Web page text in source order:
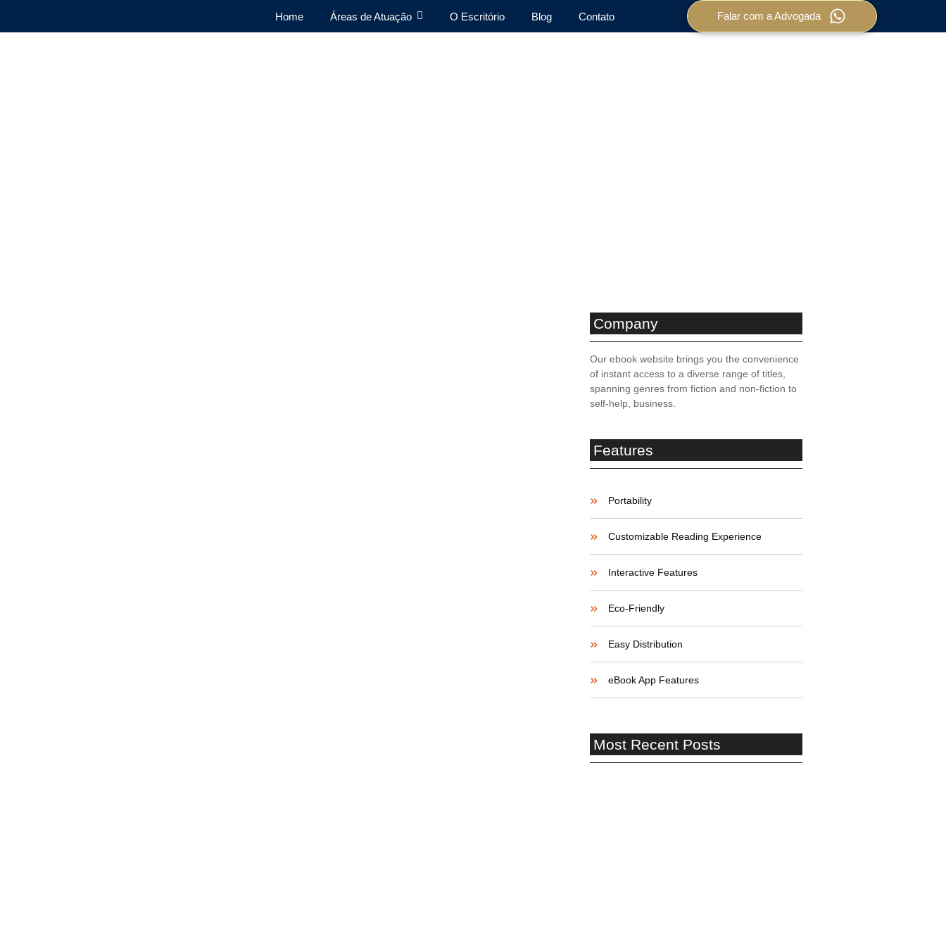
Home Áreas de Atuação O Escritório Blog Contato Falar com a Advogada
Company
Our ebook website brings you the convenience
of instant access to a diverse range of titles,
spanning genres from fiction and non-fiction to
self-help, business.
Features
Portability
Customizable Reading Experience
Interactive Features
Eco-Friendly
Easy Distribution
eBook App Features
Most Recent Posts